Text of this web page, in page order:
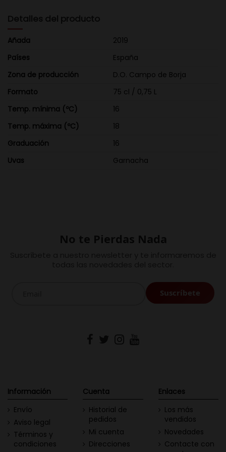
Detalles del producto
Añada
2019
Países
España
Zona de producción
D.O. Campo de Borja
Formato
75 cl / 0,75 L
Temp. mínima (ºC)
16
Temp. máxima (ºC)
18
Graduación
16
Uvas
Garnacha
No te Pierdas Nada
Información
Envío
Aviso legal
Términos y
condiciones
Cuenta
Historial de
pedidos
Mi cuenta
Direcciones
Enlaces
Los más
vendidos
Novedades
Contacte con